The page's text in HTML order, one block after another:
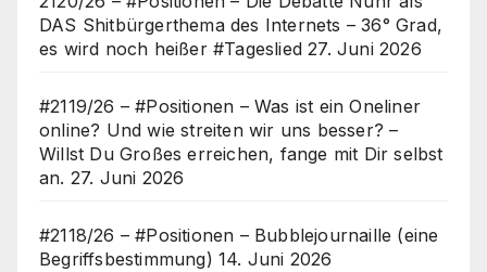
DAS Shitbürgerthema des Internets – 36° Grad,
es wird noch heißer #Tageslied 27. Juni 2026
#2119/26 – #Positionen – Was ist ein Oneliner
online? Und wie streiten wir uns besser? –
Willst Du Großes erreichen, fange mit Dir selbst
an. 27. Juni 2026
#2118/26 – #Positionen – Bubblejournaille (eine
Begriffsbestimmung) 14. Juni 2026